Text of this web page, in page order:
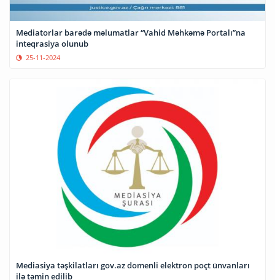
Mediatorlar barədə məlumatlar “Vahid Məhkəmə Portalı”na
inteqrasiya olunub
25-11-2024
Mediasiya təşkilatları gov.az domenli elektron poçt ünvanları
ilə təmin edilib